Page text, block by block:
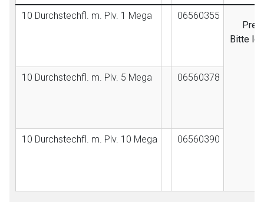
10 Durchstechfl. m. Plv. 1 Mega
06560355
Bitte
10 Durchstechfl. m. Plv. 5 Mega 06560378
10 Durchstechfl. m. Plv. 10 Mega 06560390